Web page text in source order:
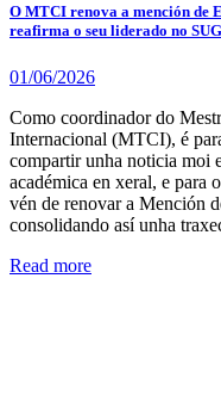
O MTCI renova a mención de
reafirma o seu liderado no SUG
01/06/2026
Como coordinador do
Internacional (MTCI), é
compartir unha noticia moi
académica en xeral, e para
vén de renovar a Mención
consolidando así unha
Read more